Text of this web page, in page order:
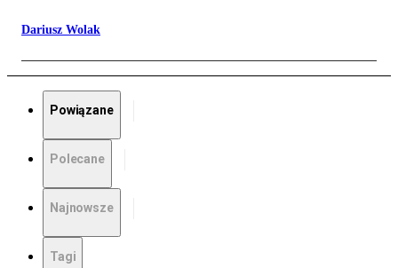
Dariusz Wolak
Powiązane
Polecane
Najnowsze
Tagi